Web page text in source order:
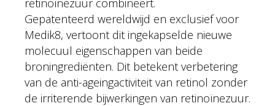
Gepatenteerd wereldwijd en exclusief voor
Medik8, vertoont dit ingekapselde nieuwe
molecuul eigenschappen van beide
broningrediënten. Dit betekent verbetering
van de anti-ageingactiviteit van retinol zonder
de irriterende bijwerkingen van retinoïnezuur.